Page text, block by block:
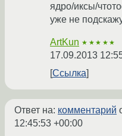
ядро/иксы/
уже не
ArtKun ★★★★★
17.09.2013
Ссылка
Ответ на: комментарий
12:45:53 +00:00